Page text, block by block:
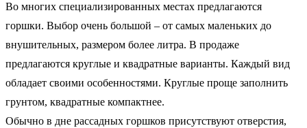
Во многих специализированных местах предлагаются
горшки. Выбор очень большой – от самых маленьких до
внушительных, размером более литра. В продаже
предлагаются круглые и квадратные варианты. Каждый вид
обладает своими особенностями. Круглые проще заполнить
грунтом, квадратные компактнее.
Обычно в дне рассадных горшков присутствуют отверстия,